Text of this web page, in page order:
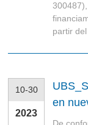
partir
10-30
2023
en